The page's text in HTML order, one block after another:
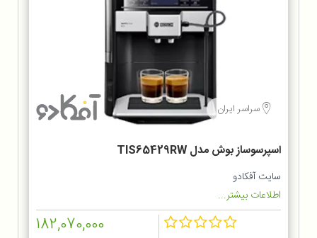
سراسر ایران
اسپرسوساز بوش مدل TIS65429RW
سایت آفکادو
اطلاعات بیشتر...
182,070,000